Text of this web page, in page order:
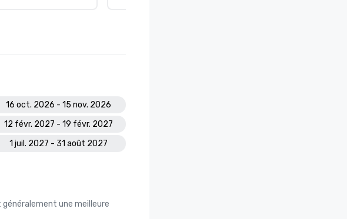
16 oct. 2026 - 15 nov. 2026
12 févr. 2027 - 19 févr. 2027
1 juil. 2027 - 31 août 2027
une meilleure